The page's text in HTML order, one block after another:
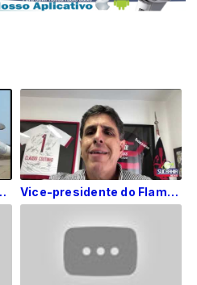
y la Aviación Militar Bolivariana Vice-presidente do Flamengo convoca campanha em prol de Gaby em Teixeira